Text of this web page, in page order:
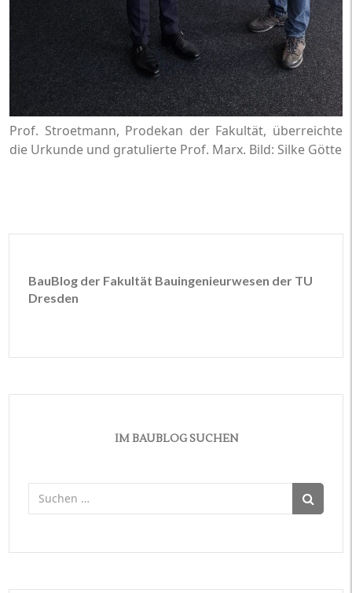
Prof. Stroetmann, Prodekan der Fakultät, überreichte
die Urkunde und gratulierte Prof. Marx. Bild: Silke Götte
BauBlog der Fakultät Bauingenieurwesen der TU
Dresden
IM BAUBLOG SUCHEN
nach: